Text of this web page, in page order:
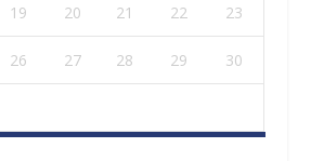
19 20 21 22 23
26 27 28 29 30